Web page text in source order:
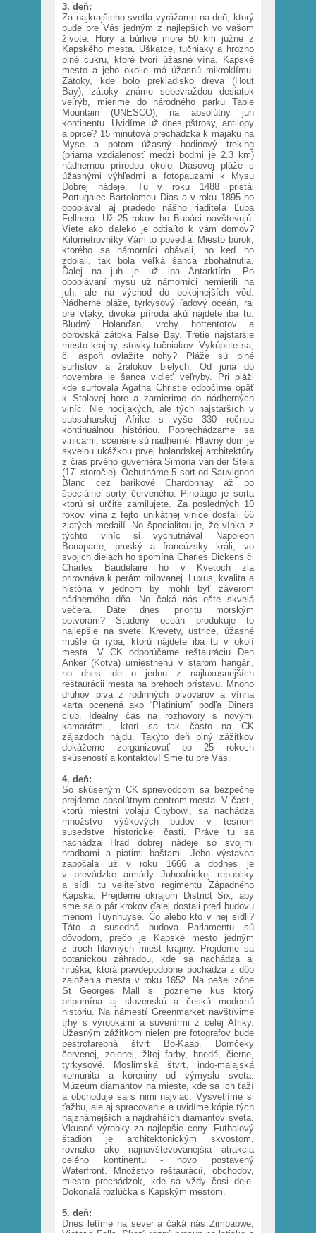
3. deň:
Za najkrajšieho svetla vyrážame na deň, ktorý
bude pre Vás jedným z najlepších vo vašom
živote. Hory a búrlivé more 50 km južne z
Kapského mesta. Uškatce, tučniaky a hrozno
plné cukru, ktoré tvorí úžasné vína. Kapské
mesto a jeho okolie má úžasnú mikroklímu.
Zátoky, kde bolo prekladisko dreva (Hout
Bay), zátoky známe sebevraždou desiatok
veľrýb, mierime do národného parku Table
Mountain (UNESCO), na absolútny juh
kontinentu. Uvidíme už dnes pštrosy, antilopy
a opice? 15 minútová prechádzka k majáku na
Myse a potom úžasný hodinový treking
(priama vzdialenosť medzi bodmi je 2.3 km)
nádhernou prírodou okolo Diasovej pláže s
úžasnými výhľadmi a fotopauzami k Mysu
Dobrej nádeje. Tu v roku 1488 pristál
Portugalec Bartolomeu Dias a v roku 1895 ho
oboplával aj pradedo nášho riaditeľa Ľuba
Fellnera. Už 25 rokov ho Bubáci navštevujú.
Viete ako ďaleko je odtiaľto k vám domov?
Kilometrovníky Vám to povedia. Miesto búrok,
ktorého sa námorníci obávali, no keď ho
zdolali, tak bola veľká šanca zbohatnutia.
Ďalej na juh je už iba Antarktída. Po
oboplávaní mysu už námorníci nemierili na
juh, ale na východ do pokojnejších vôd.
Nádherné pláže, tyrkysový ľadový oceán, raj
pre vtáky, divoká príroda akú nájdete iba tu.
Bludný Holanďan, vrchy hottentotov a
obrovská zátoka False Bay. Tretie najstaršie
mesto krajiny, stovky tučniakov. Vykúpete sa,
či aspoň ovlažíte nohy? Pláže sú plné
surfistov a žralokov bielych. Od júna do
novembra je šanca vidieť veľryby. Pri pláži
kde surfovala Agatha Christie odbočíme opäť
k Stolovej hore a zamierime do nádherných
viníc. Nie hocijakých, ale tých najstarších v
subsaharskej Afrike s vyše 330 ročnou
kontinuálnou históriou. Poprechádzame sa
vinicami, scenérie sú nádherné. Hlavný dom je
skvelou ukážkou prvej holandskej architektúry
z čias prvého guvernéra Simona van der Stela
(17. storočie). Ochutnáme 5 sort od Sauvignon
Blanc cez barikové Chardonnay až po
špeciálne sorty červeného. Pinotage je sorta
ktorú si určite zamilujete. Za posledných 10
rokov vína z tejto unikátnej vinice dostali 66
zlatých medailí. No špecialitou je, že vínka z
týchto viníc si vychutnával Napoleon
Bonaparte, pruský a francúzsky králi, vo
svojich dielach ho spomína Charles Dickens či
Charles Baudelaire ho v Kvetoch zla
prirovnáva k perám milovanej. Luxus, kvalita a
história v jednom by mohli byť záverom
nádherného dňa. No čaká nás ešte skvelá
večera. Dáte dnes prioritu morským
potvorám? Studený oceán produkuje to
najlepšie na svete. Krevety, ustrice, úžasné
mušle či ryba, ktorú nájdete iba tu v okolí
mesta. V CK odporúčame reštauráciu Den
Anker (Kotva) umiestnenú v starom hangári,
no dnes ide o jednu z najluxusnejších
reštaurácii mesta na brehoch prístavu. Mnoho
druhov piva z rodinných pivovarov a vínna
karta ocenená ako “Platinium” podľa Diners
club. Ideálny čas na rozhovory s novými
kamarátmi., ktorí sa tak často na CK
zájazdoch nájdu. Takýto deň plný zážitkov
dokážeme zorganizovať po 25 rokoch
skúseností a kontaktov! Sme tu pre Vás.
4. deň:
So skúseným CK sprievodcom sa bezpečne
prejdeme absolútnym centrom mesta. V časti,
ktorú miestni volajú Citybowl, sa nachádza
množstvo výškových budov v tesnom
susedstve historickej časti. Práve tu sa
nachádza Hrad dobrej nádeje so svojimi
hradbami a piatimi baštami. Jeho výstavba
započala už v roku 1666 a dodnes je
v prevádzke armády Juhoafrickej republiky
a sídli tu veliteľstvo regimentu Západného
Kapska. Prejdeme okrajom District Six, aby
sme sa o pár krokov ďalej dostali pred budovu
menom Tuynhuyse. Čo alebo kto v nej sídli?
Táto a susedná budova Parlamentu sú
dôvodom, prečo je Kapské mesto jedným
z troch hlavných miest krajiny. Prejdeme sa
botanickou záhradou, kde sa nachádza aj
hruška, ktorá pravdepodobne pochádza z dôb
založenia mesta v roku 1652. Na pešej zóne
St Georges Mall si pozrieme kus ktorý
pripomína aj slovenskú a českú modernú
históriu. Na námestí Greenmarket navštívime
trhy s výrobkami a suvenírmi z celej Afriky.
Úžasným zážitkom nielen pre fotografov bude
pestrofarebná štvrť Bo-Kaap. Domčeky
červenej, zelenej, žltej farby, hnedé, čierne,
tyrkysové. Moslimská štvrť, indo-malajská
komunita a koreniny od výmyslu sveta.
Múzeum diamantov na mieste, kde sa ich ťaží
a obchoduje sa s nimi najviac. Vysvetlíme si
ťažbu, ale aj spracovanie a uvidíme kópie tých
najznámejších a najdrahších diamantov sveta.
Vkusné výrobky za najlepšie ceny. Futbalový
štadión je architektonickým skvostom,
rovnako ako najnavštevovanejšia atrakcia
celého kontinentu - novo postavený
Waterfront. Množstvo reštaurácií, obchodov,
miesto prechádzok, kde sa vždy čosi deje.
Dokonalá rozlúčka s Kapským mestom.
5. deň:
Dnes letíme na sever a čaká nás Zimbabwe,